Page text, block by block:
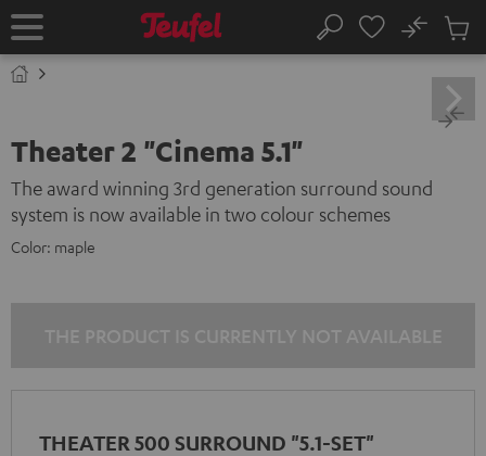
TO
Home Search
No
Cart
items
Theater 2 "Cinema 5.1"
The award winning 3rd generation surround sound
system is now available in two colour schemes
Color: maple
THEATER 500 SURROUND "5.1-SET"